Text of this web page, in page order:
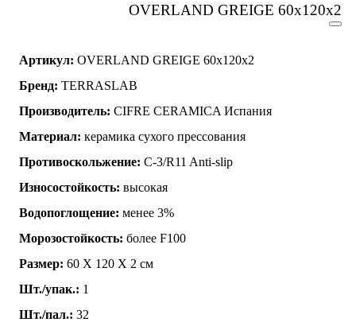
OVERLAND GREIGE 60x120x2
Артикул: OVERLAND GREIGE 60x120x2
Бренд: TERRASLAB
Производитель: CIFRE CERAMICA Испания
Материал: керамика сухого прессования
Противоскольжение: C-3/R11 Anti-slip
Износостойкость: высокая
Водопоглощение: менее 3%
Морозостойкость: более F100
Размер: 60 Х 120 Х 2 см
Шт./упак.: 1
Шт./пал.: 32